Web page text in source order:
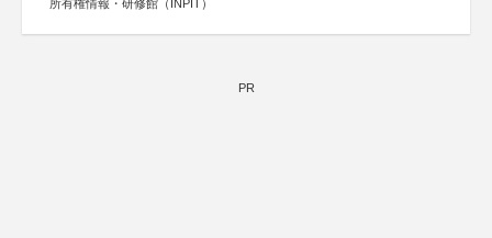
所有権情報・研修館（INPIT）
PR